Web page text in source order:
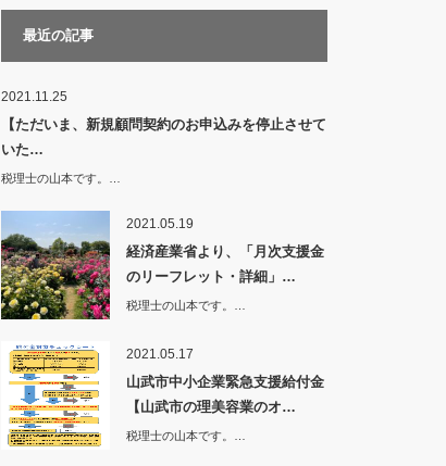
最近の記事
2021.11.25
【ただいま、新規顧問契約のお申込みを停止させて
いた…
税理士の山本です。…
2021.05.19
経済産業省より、「月次支援金
のリーフレット・詳細」…
税理士の山本です。…
2021.05.17
山武市中小企業緊急支援給付金
【山武市の理美容業のオ…
税理士の山本です。…